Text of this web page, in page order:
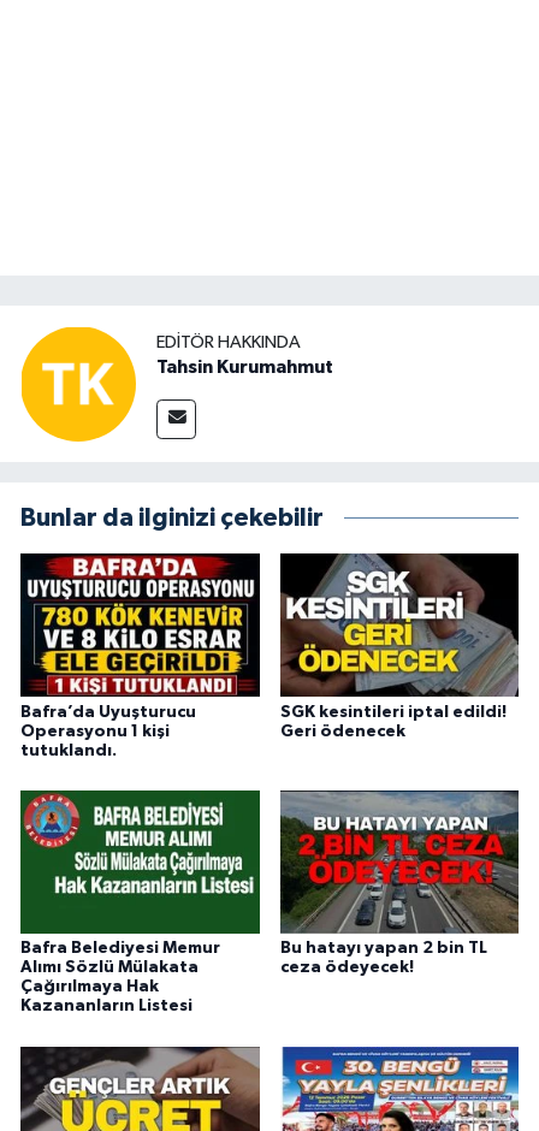
EDITÖR HAKKINDA
Tahsin Kurumahmut
Bunlar da ilginizi çekebilir
Bafra’da Uyuşturucu
Operasyonu 1 kişi
tutuklandı.
SGK kesintileri iptal edildi!
Geri ödenecek
Bafra Belediyesi Memur
Alımı Sözlü Mülakata
Çağırılmaya Hak
Kazananların Listesi
Bu hatayı yapan 2 bin TL
ceza ödeyecek!